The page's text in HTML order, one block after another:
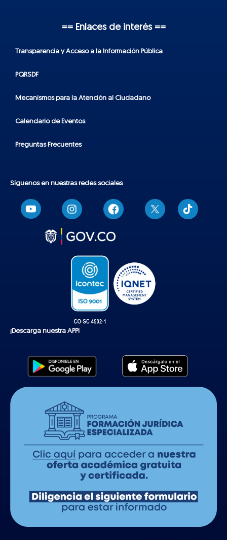
== Enlaces de interés ==
Transparencia y Acceso a la Información Pública
PQRSDF
Mecanismos para la Atención al Ciudadano
Calendario de Eventos
Preguntas Frecuentes
Síguenos en nuestras redes sociales
T
i
k
¡Descarga nuestra APP!